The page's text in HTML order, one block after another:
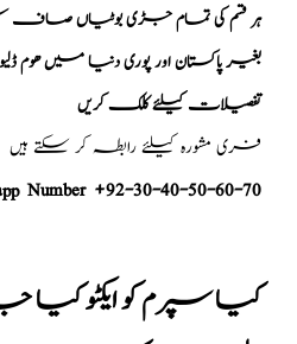
ہر قسم کی تمام جڑی بوٹیاں صاف
بغیر پاکستان اور پوری دنیا میں ھوم
تفصیلات کیلئے کلک کریں
فری مشورہ کیلئے رابطہ کر سکتے ہیں
Number +92-30-40-50-60-70
کیا سپرم کو ایکٹو کیا